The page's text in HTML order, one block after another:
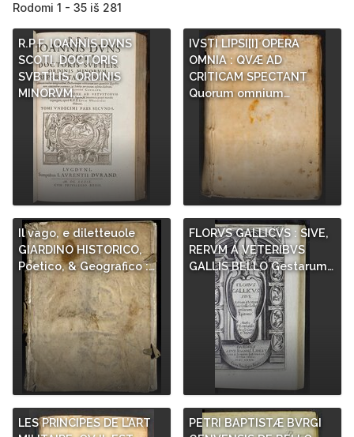
Rodomi 1 - 35 iš 281
R.P.F. IOANNIS DVNS
SCOTI, DOCTORIS
SVBTILIS, ORDINIS
MINORVM,…
IVSTI LIPSI[I] OPERA
OMNIA : QVÆ AD
CRITICAM SPECTANT
Quorum omnium…
Il vago, e diletteuole
GIARDINO HISTORICO,
Poetico, & Geografico :…
FLORVS GALLICVS : SIVE,
RERVM A VETERIBVS
GALLIS BELLO Gestarum…
LES PRINCIPES DE L’ART
PETRI BAPTISTÆ BVRGI